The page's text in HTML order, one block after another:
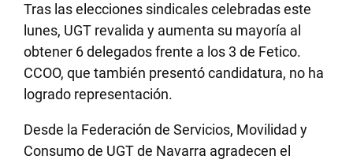
Tras las elecciones sindicales celebradas este
lunes, UGT revalida y aumenta su mayoría al
obtener 6 delegados frente a los 3 de Fetico.
CCOO, que también presentó candidatura, no ha
logrado representación.
Desde la Federación de Servicios, Movilidad y
Consumo de UGT de Navarra agradecen el